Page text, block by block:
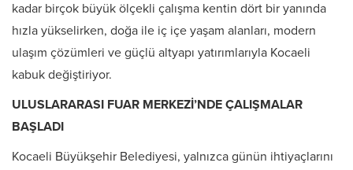
kadar birçok büyük ölçekli çalışma kentin dört bir yanında
hızla yükselirken, doğa ile iç içe yaşam alanları, modern
ulaşım çözümleri ve güçlü altyapı yatırımlarıyla Kocaeli
kabuk değiştiriyor.
ULUSLARARASI FUAR MERKEZİ’NDE ÇALIŞMALAR
BAŞLADI
Kocaeli Büyükşehir Belediyesi, yalnızca günün ihtiyaçlarını